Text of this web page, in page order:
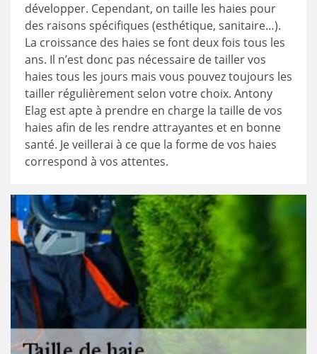
développer. Cependant, on taille les haies pour
des raisons spécifiques (esthétique, sanitaire…).
La croissance des haies se font deux fois tous les
ans. Il n’est donc pas nécessaire de tailler vos
haies tous les jours mais vous pouvez toujours les
tailler régulièrement selon votre choix. Antony
Elag est apte à prendre en charge la taille de vos
haies afin de les rendre attrayantes et en bonne
santé. Je veillerai à ce que la forme de vos haies
correspond à vos attentes.